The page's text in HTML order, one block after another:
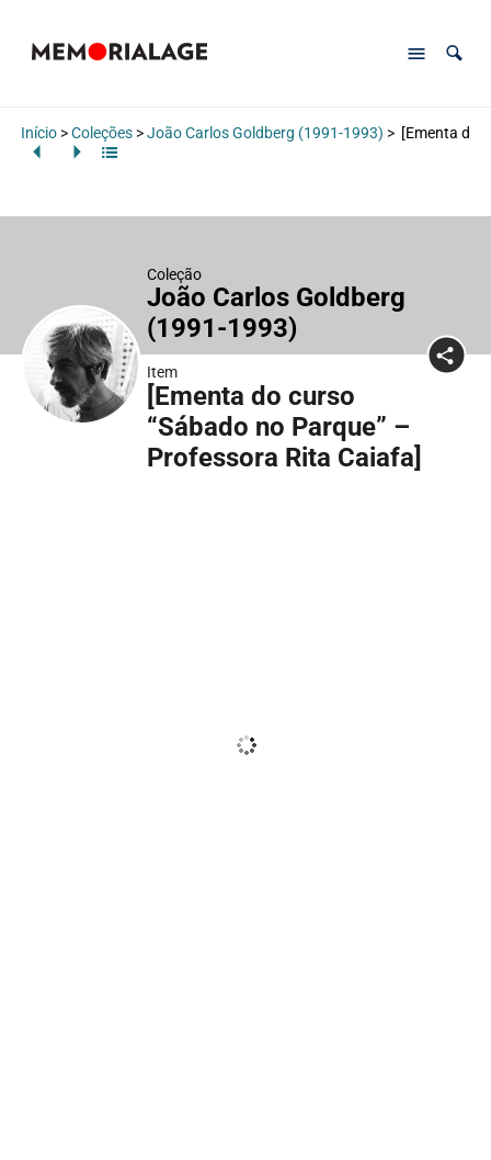
Início>Coleções>João Carlos Goldberg (1991-1993) > [Ementa do
Coleção
João Carlos Goldberg
(1991-1993)
Item
[Ementa do curso
“Sábado no Parque” –
Professora Rita Caiafa]